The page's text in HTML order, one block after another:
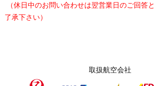
（休日中のお問い合わせは翌営業日のご回答
了承下さい）
取扱航空会社